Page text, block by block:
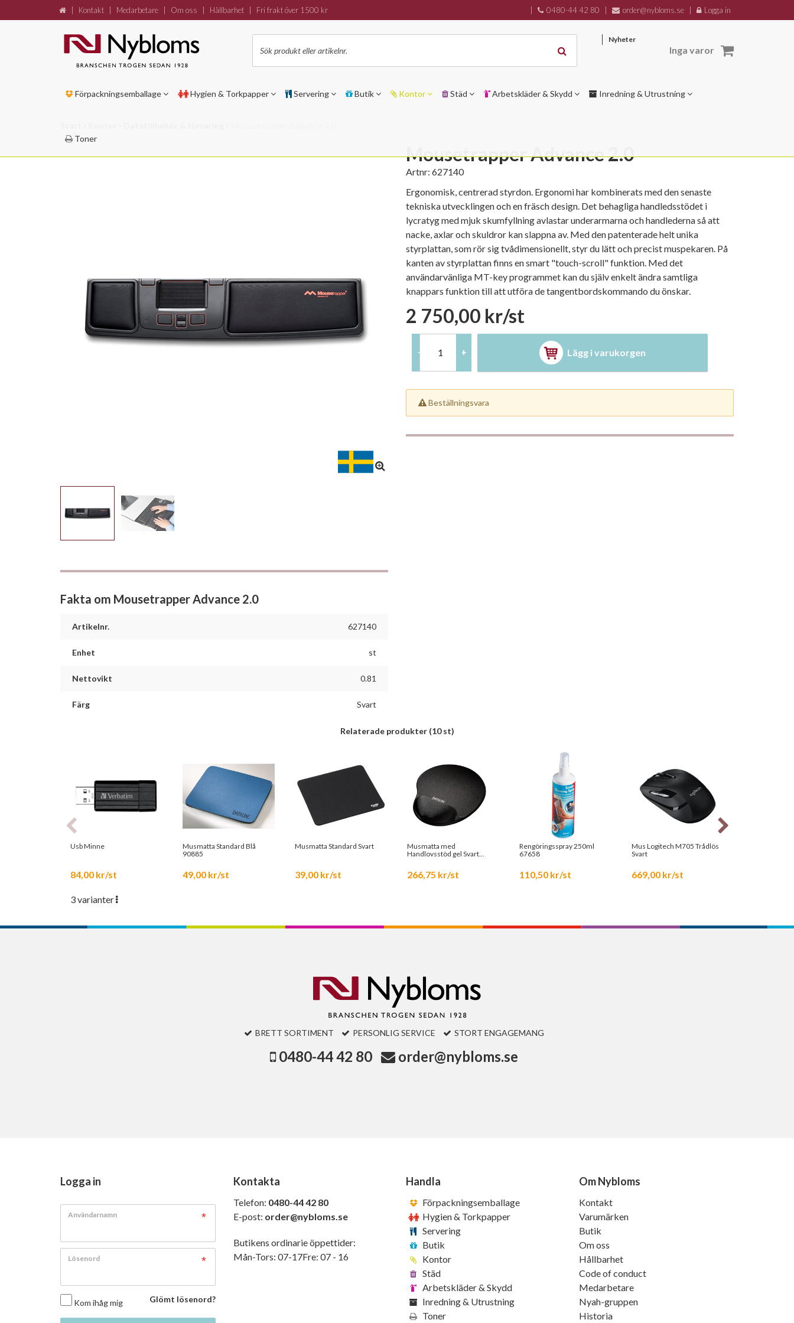
Fakta om Mousetrapper Advance 2.0
Artikelnr. 627140
Enhet st
Nettovikt 0.81
Färg Svart
Mousetrapper Advance 2.0
Artnr: 627140
Ergonomisk, centrerad styrdon. Ergonomi har kombinerats med den senaste
tekniska utvecklingen och en fräsch design. Det behagliga handledsstödet i
lycratyg med mjuk skumfyllning avlastar underarmarna och handlederna så att
nacke, axlar och skuldror kan slappna av. Med den patenterade helt unika
styrplattan, som rör sig tvådimensionellt, styr du lätt och precist muspekaren. På
kanten av styrplattan finns en smart "touch-scroll" funktion. Med det
användarvänliga MT-key programmet kan du själv enkelt ändra samtliga
knappars funktion till att utföra de tangentbordskommando du önskar.
2 750,00 kr/st
- + Lägg i varukorgen
Beställningsvara
Relaterade produkter (10 st)
Usb Minne
84,00 kr/st
3 varianter
Musmatta Standard Blå
90885
49,00 kr/st
Musmatta Standard Svart
39,00 kr/st
Musmatta med
Handlovsstöd gel Svart
266,75 kr/st
Rengöringsspray 250ml
67658
110,50 kr/st
Mus Logitech M705 Trådlös
Svart
669,00 kr/st
BRETT SORTIMENT PERSONLIG SERVICE STORT ENGAGEMANG
0480-44 42 80 order@nybloms.se
Logga in
Användarnamn
Lösenord
Kom ihåg mig Glömt lösenord?
Kontakta
Telefon: 0480-44 42 80
E-post: order@nybloms.se
Butikens ordinarie öppettider:
Mån-Tors: 07-17Fre: 07 - 16
Handla
Förpackningsemballage
Hygien & Torkpapper
Servering
Butik
Kontor
Städ
Arbetskläder & Skydd
Inredning & Utrustning
Toner
Om Nybloms
Kontakt
Varumärken
Butik
Om oss
Hållbarhet
Code of conduct
Medarbetare
Nyah-gruppen
Historia
Kontakt Medarbetare Om oss Hållbarhet Fri frakt över 1500 kr 0480-44 42 80 order@nybloms.se Logga in
Nyheter
Inga varor
Förpackningsemballage Hygien & Torkpapper Servering Butik Kontor Städ Arbetskläder & Skydd Inredning & Utrustning
Toner